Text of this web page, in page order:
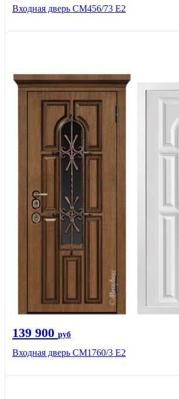
Входная дверь СМ456/73 Е2
139 900 руб
Входная дверь CМ1760/3 Е2